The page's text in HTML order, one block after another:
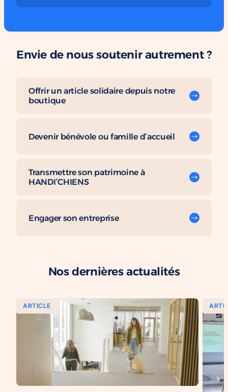
Envie de nous soutenir autrement ?
Offrir un article solidaire depuis notre
boutique
Devenir bénévole ou famille d’accueil
Transmettre son patrimoine à
HANDI’CHIENS
Engager son entreprise
Nos dernières actualités
ARTICLE